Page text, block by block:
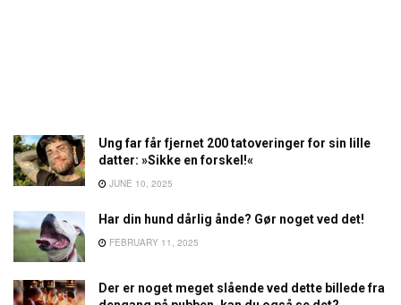
Ung far får fjernet 200 tatoveringer for sin lille
datter: »Sikke en forskel!«
JUNE 10, 2025
Har din hund dårlig ånde? Gør noget ved det!
FEBRUARY 11, 2025
Der er noget meget slående ved dette billede fra